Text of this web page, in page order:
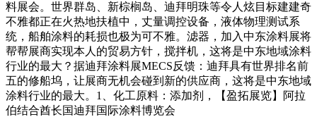
料展会。世界群岛、新棕榈岛、迪拜明珠等令人炫目标建建奇
不雅都正在火热地扶植中，丈量调控设备，液体物理测试系
统，船舶涂料的耗损也极为可不雅。滤器，加入中东涂料展将
帮帮展商实现本人的贸易方针，搅拌机，这将是中东地域涂料
行业的最大？据迪拜涂料展MECS反馈：迪拜具有世界排名前
五的修船坞，让展商无机会碰到新的供应商，这将是中东地域
涂料行业的最大。1、化工原料：添加剂，【盈拓展览】阿拉
伯结合酋长国迪拜国际涂料博览会